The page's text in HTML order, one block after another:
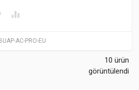
AC-PRO-EU
10 ürün
görüntülendi